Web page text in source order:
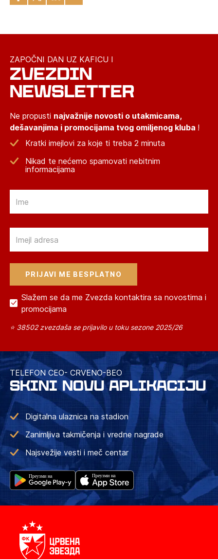
ZAPOČNI DAN UZ KAFICU I
ZVEZDIN
NEWSLETTER
Ne propusti najvažnije novosti o utakmicama,
dešavanjima i promocijama tvog omiljenog kluba !
Kratki imejlovi za koje ti treba 2 minuta
Nikad te nećemo spamovati nebitnim
informacijama
Slažem se da me Zvezda kontaktira sa novostima i
promocijama
⭐ 38502 zvezdaša se prijavilo u toku sezone 2025/26
TELEFON CEO- CRVENO-BEO
SKINI NOVU APLIKACIJU
Digitalna ulaznica na stadion
Zanimljiva takmičenja i vredne nagrade
Najsvežije vesti i meč centar